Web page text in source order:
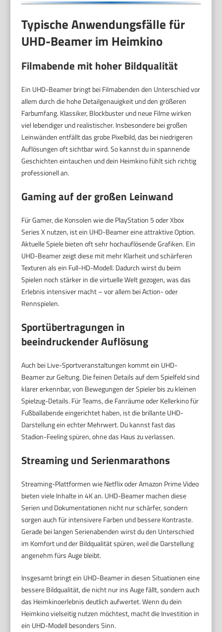
Typische Anwendungsfälle für
UHD-Beamer im Heimkino
Filmabende mit hoher Bildqualität
Ein UHD-Beamer bringt bei Filmabenden den Unterschied vor
allem durch die hohe Detailgenauigkeit und den größeren
Farbumfang. Klassiker, Blockbuster und neue Filme wirken
viel lebendiger und realistischer. Insbesondere bei großen
Leinwänden entfällt das grobe Pixelbild, das bei niedrigeren
Auflösungen oft sichtbar wird. So kannst du in spannende
Geschichten eintauchen und dein Heimkino fühlt sich richtig
professionell an.
Gaming auf der großen Leinwand
Für Gamer, die Konsolen wie die PlayStation 5 oder Xbox
Series X nutzen, ist ein UHD-Beamer eine attraktive Option.
Aktuelle Spiele bieten oft sehr hochauflösende Grafiken. Ein
UHD-Beamer zeigt diese mit mehr Klarheit und schärferen
Texturen als ein Full-HD-Modell. Dadurch wirst du beim
Spielen noch stärker in die virtuelle Welt gezogen, was das
Erlebnis intensiver macht – vor allem bei Action- oder
Rennspielen.
Sportübertragungen in
beeindruckender Auflösung
Auch bei Live-Sportveranstaltungen kommt ein UHD-
Beamer zur Geltung. Die feinen Details auf dem Spielfeld sind
klarer erkennbar, von Bewegungen der Spieler bis zu kleinen
Spielzug-Details. Für Teams, die Fanräume oder Kellerkino für
Fußballabende eingerichtet haben, ist die brillante UHD-
Darstellung ein echter Mehrwert. Du kannst fast das
Stadion-Feeling spüren, ohne das Haus zu verlassen.
Streaming und Serienmarathons
Streaming-Plattformen wie Netflix oder Amazon Prime Video
bieten viele Inhalte in 4K an. UHD-Beamer machen diese
Serien und Dokumentationen nicht nur schärfer, sondern
sorgen auch für intensivere Farben und bessere Kontraste.
Gerade bei langen Serienabenden wirst du den Unterschied
im Komfort und der Bildqualität spüren, weil die Darstellung
angenehm fürs Auge bleibt.
Insgesamt bringt ein UHD-Beamer in diesen Situationen eine
bessere Bildqualität, die nicht nur ins Auge fällt, sondern auch
das Heimkinoerlebnis deutlich aufwertet. Wenn du dein
Heimkino vielseitig nutzen möchtest, macht die Investition in
ein UHD-Modell besonders Sinn.